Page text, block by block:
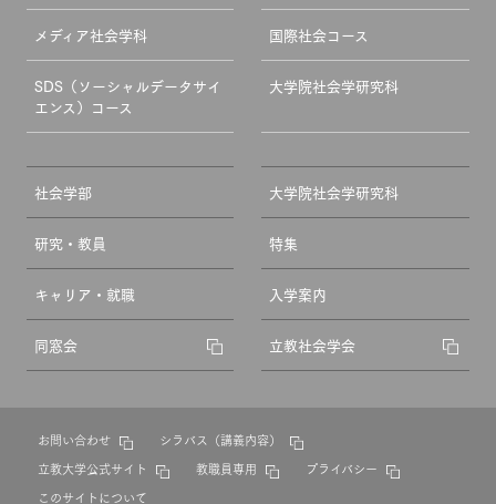
メディア社会学科 国際社会コース
SDS（ソーシャルデータサイ
エンス）コース
大学院社会学研究科
社会学部 大学院社会学研究科
研究・教員 特集
キャリア・就職 入学案内
同窓会 立教社会学会
お問い合わせ
シラバス（講義内容）
立教大学公式サイト
教職員専用
プライバシー
このサイトについて